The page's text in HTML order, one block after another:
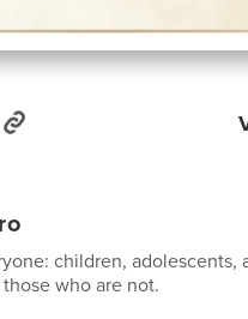
children, adolescents,
who are not.